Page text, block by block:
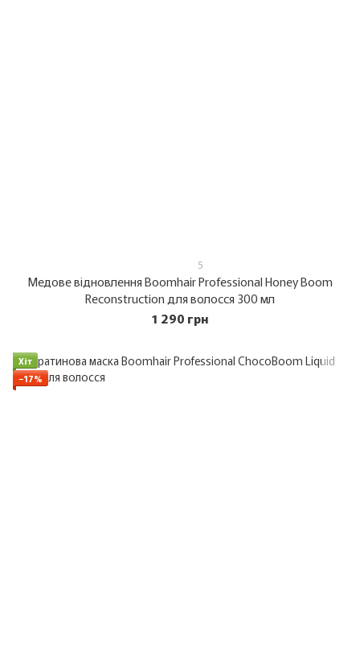
5
Медове відновлення Boomhair Professional Honey Boom
Reconstruction для волосся 300 мл
1 290 грн
Хіт
−17%